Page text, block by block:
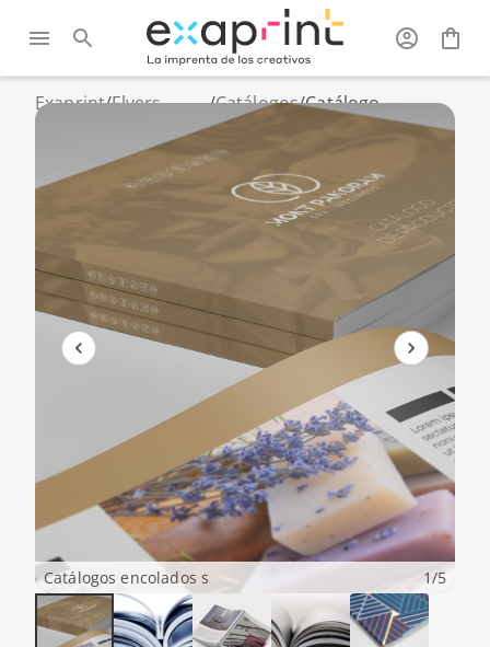
Exaprint/Flyers,
catálogos y
folletos
/Catálogos/Catálogo
encolado hasta
500 ejemplares
Catálogos encolados s 1/5